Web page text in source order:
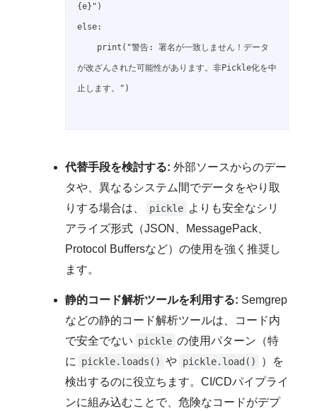
{e}")
else:
が改ざんされた可能性があります。非Pickle化を中
止します。")
代替手段を検討する: 外部ソースからのデー
タや、異なるシステム間でデータをやり取
りする場合は、
pickle よりも安全なシリ
アライズ形式（JSON、MessagePack、
Protocol Buffersなど）の使用を強く推奨し
ます。
静的コード解析ツールを利用する: Semgrep
などの静的コード解析ツールは、コード内
で安全でない pickle の使用パターン（特
に
pickle.loads() や pickle.load()
）を
検出するのに役立ちます。CI/CDパイプライ
ンに組み込むことで、危険なコードがデプ